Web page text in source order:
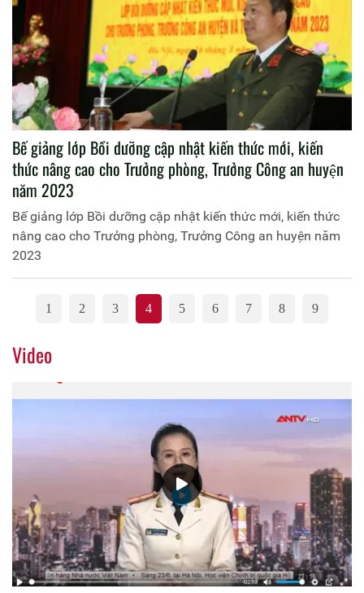
Bế giảng lớp Bồi dưỡng cập nhật kiến thức mới, kiến
thức nâng cao cho Trưởng phòng, Trưởng Công an huyện
năm 2023
Bế giảng lớp Bồi dưỡng cập nhật kiến thức mới, kiến thức
nâng cao cho Trưởng phòng, Trưởng Công an huyện năm
2023
1 2 3 4 5 6 7 8 9
Video